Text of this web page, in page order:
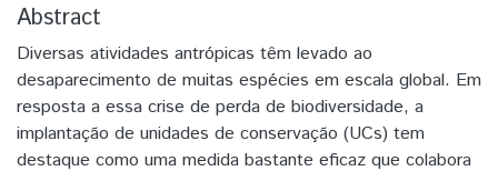
Abstract
Diversas atividades antrópicas têm levado ao
desaparecimento de muitas espécies em escala global. Em
resposta a essa crise de perda de biodiversidade, a
implantação de unidades de conservação (UCs) tem
destaque como uma medida bastante eficaz que colabora